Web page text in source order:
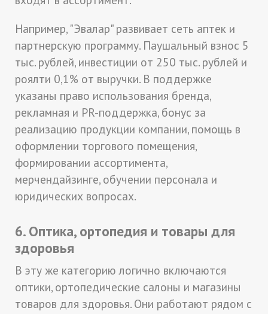
Например, "Эвалар" развивает сеть аптек и
партнерскую программу. Паушальный взнос 5
тыс. рублей, инвестиции от 250 тыс. рублей и
роялти 0,1% от выручки. В поддержке
указаны право использования бренда,
рекламная и PR-поддержка, бонус за
реализацию продукции компании, помощь в
оформлении торгового помещения,
формировании ассортимента,
мерчендайзинге, обучении персонала и
юридических вопросах.
6. Оптика, ортопедия и товары для
здоровья
В эту же категорию логично включаются
оптики, ортопедические салоны и магазины
товаров для здоровья. Они работают рядом с